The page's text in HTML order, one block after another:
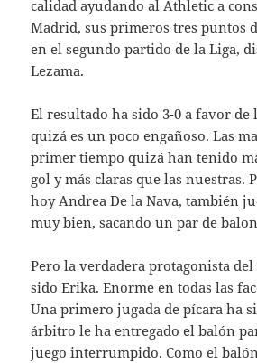
calidad ayudando al Athletic a
Madrid, sus primeros tres puntos
en el segundo partido de la Liga,
Lezama.
El resultado ha sido 3-0 a favor de
quizá es un poco engañoso. Las
primer tiempo quizá han tenido
gol y más claras que las nuestras.
hoy Andrea De la Nava, también
muy bien, sacando un par de
Pero la verdadera protagonista
sido Erika. Enorme en todas las
Una primero jugada de pícara ha
árbitro le ha entregado el balón
juego interrumpido. Como el